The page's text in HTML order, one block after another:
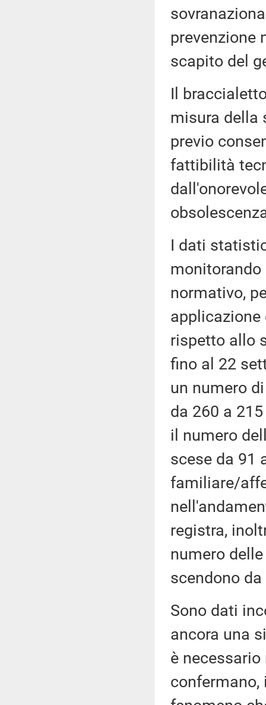
prevenzione
scapito del
Il
misura della
previo
fattibilità
I dati
normativo,
rispetto allo
fino al 22
un numero
da 260 a
il numero
scese da 91
familiare/
registra,
numero
scendono
Sono dati
ancora una
è
confermano,